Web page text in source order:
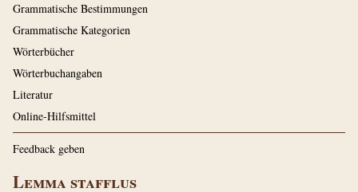
Grammatische Bestimmungen
Grammatische Kategorien
Wörterbücher
Wörterbuchangaben
Literatur
Online-Hilfsmittel
Feedback geben
Lemma stafflus